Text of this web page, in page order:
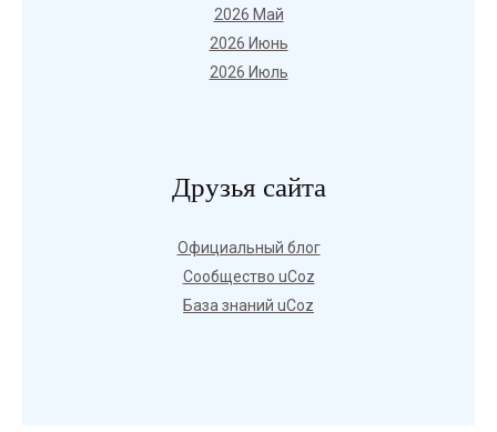
2026 Май
2026 Июнь
2026 Июль
Друзья сайта
Официальный блог
Сообщество uCoz
База знаний uCoz